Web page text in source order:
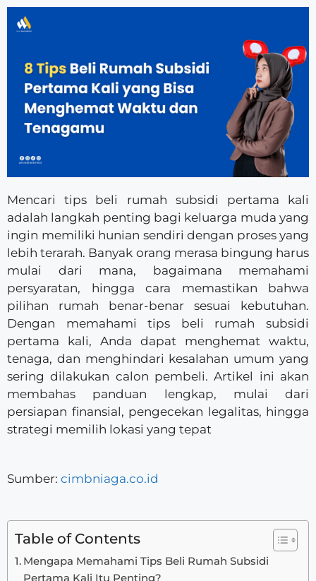
Mencari tips beli rumah subsidi pertama kali
adalah langkah penting bagi keluarga muda yang
ingin memiliki hunian sendiri dengan proses yang
lebih terarah. Banyak orang merasa bingung harus
mulai dari mana, bagaimana memahami
persyaratan, hingga cara memastikan bahwa
pilihan rumah benar-benar sesuai kebutuhan.
Dengan memahami tips beli rumah subsidi
pertama kali, Anda dapat menghemat waktu,
tenaga, dan menghindari kesalahan umum yang
sering dilakukan calon pembeli. Artikel ini akan
membahas panduan lengkap, mulai dari
persiapan finansial, pengecekan legalitas, hingga
strategi memilih lokasi yang tepat
Sumber: cimbniaga.co.id
Table of Contents
Mengapa Memahami Tips Beli Rumah Subsidi
Pertama Kali Itu Penting?